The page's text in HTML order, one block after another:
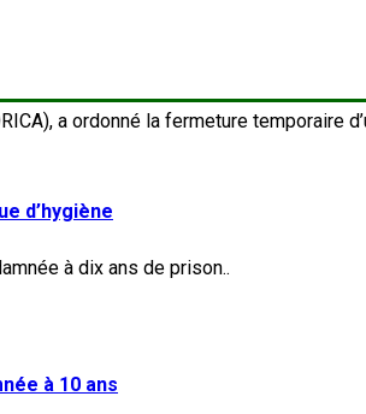
d’hygiène
à 10 ans